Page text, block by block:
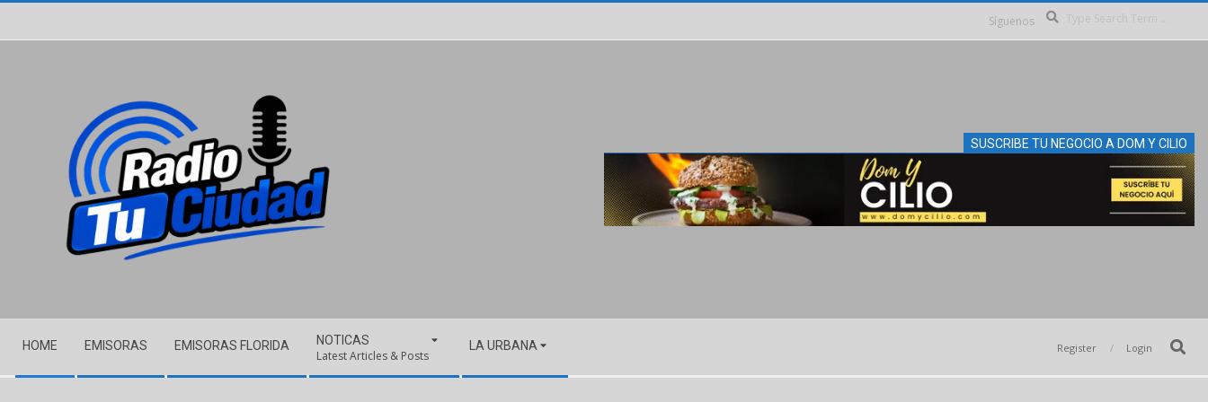
Síguenos
SUSCRIBE TU NEGOCIO A DOM Y CILIO
Navigation
Menu
HOME EMISORAS EMISORAS FLORIDA NOTICAS
Latest Articles & Posts
LA URBANA Register Login Search